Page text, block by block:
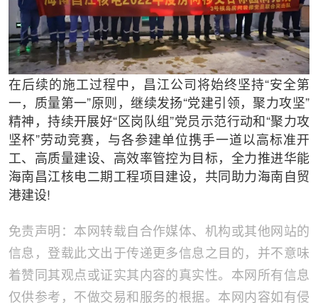
在后续的施工过程中，昌江公司将始终坚持“安全第
一，质量第一”原则，继续发扬“党建引领，聚力攻坚”
精神，持续开展好“区岗队组”党员示范行动和“聚力攻
坚杯”劳动竞赛，与各参建单位携手一道以高标准开
工、高质量建设、高效率管控为目标，全力推进华能
海南昌江核电二期工程项目建设，共同助力海南自贸
港建设!
免责声明：本网转载自合作媒体、机构或其他网站的
信息，登载此文出于传递更多信息之目的，并不意味
着赞同其观点或证实其内容的真实性。本网所有信息
仅供参考，不做交易和服务的根据。本网内容如有侵